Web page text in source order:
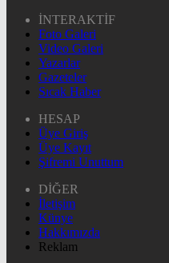
İNTERAKTİF
Foto Galeri
Video Galeri
Yazarlar
Gazeteler
Sıcak Haber
HESAP
Üye Giriş
Üye Kayıt
Şifremi Unuttum
DİĞER
İletişim
Künye
Hakkımızda
Reklam